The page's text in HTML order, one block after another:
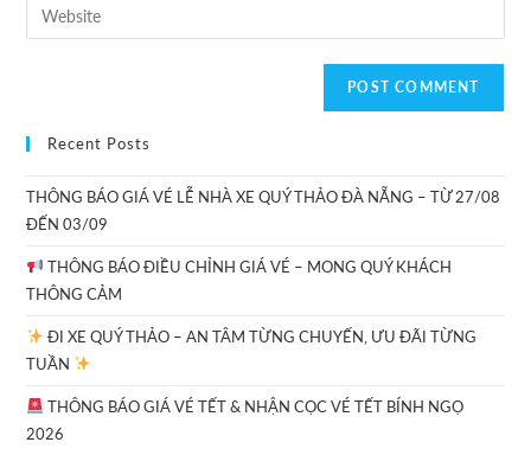
Recent Posts
THÔNG BÁO GIÁ VÉ LỄ NHÀ XE QUÝ THẢO ĐÀ NẴNG – TỪ 27/08
ĐẾN 03/09
THÔNG BÁO ĐIỀU CHỈNH GIÁ VÉ – MONG QUÝ KHÁCH
THÔNG CẢM
ĐI XE QUÝ THẢO – AN TÂM TỪNG CHUYẾN, ƯU ĐÃI TỪNG
TUẦN
THÔNG BÁO GIÁ VÉ TẾT & NHẬN CỌC VÉ TẾT BÍNH NGỌ
2026